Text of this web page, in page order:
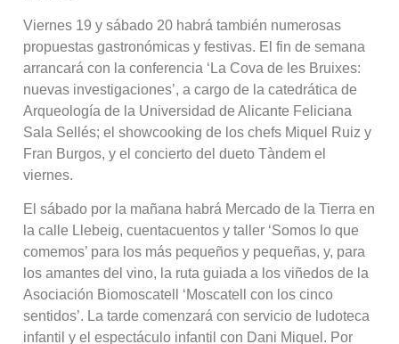
Viernes 19 y sábado 20 habrá también numerosas
propuestas gastronómicas y festivas. El fin de semana
arrancará con la conferencia ‘La Cova de les Bruixes:
nuevas investigaciones’, a cargo de la catedrática de
Arqueología de la Universidad de Alicante Feliciana
Sala Sellés; el showcooking de los chefs Miquel Ruiz y
Fran Burgos, y el concierto del dueto Tàndem el
viernes.
El sábado por la mañana habrá Mercado de la Tierra en
la calle Llebeig, cuentacuentos y taller ‘Somos lo que
comemos’ para los más pequeños y pequeñas, y, para
los amantes del vino, la ruta guiada a los viñedos de la
Asociación Biomoscatell ‘Moscatell con los cinco
sentidos’. La tarde comenzará con servicio de ludoteca
infantil y el espectáculo infantil con Dani Miquel. Por